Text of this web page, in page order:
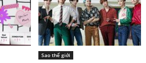
Sao thế giới